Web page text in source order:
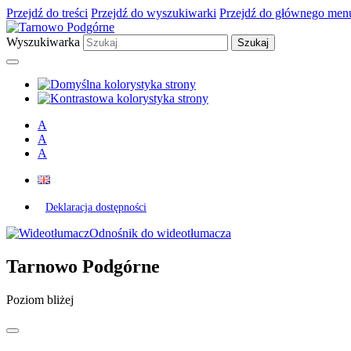
Przejdź do treści Przejdź do wyszukiwarki Przejdź do głównego
Wyszukiwarka
A
A
A
Deklaracja dostępności
Odnośnik do wideotłumacza
Tarnowo Podgórne
Poziom bliżej